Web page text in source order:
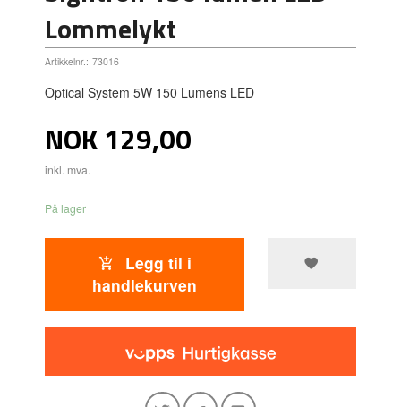
Lommelykt
Artikkelnr.: 73016
Optical System 5W 150 Lumens LED
Pris
NOK129,00
inkl. mva.
På lager
Legg til i
handlekurven